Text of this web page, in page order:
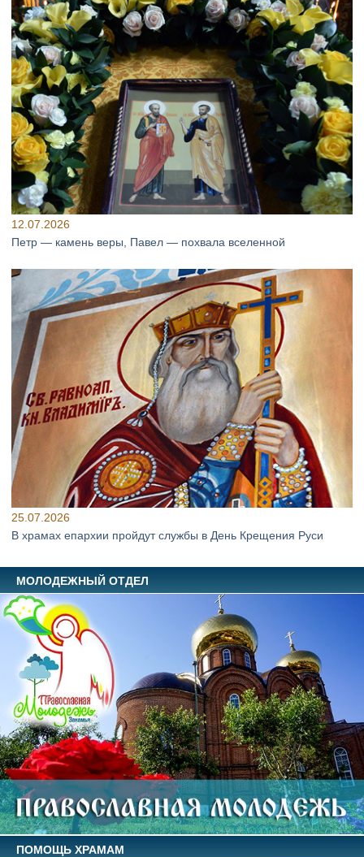
12.07.2026
Петр — камень веры, Павел — похвала вселенной
25.07.2026
В храмах епархии пройдут службы в День Крещения Руси
МОЛОДЕЖНЫЙ ОТДЕЛ
ПОМОЩЬ ХРАМАМ